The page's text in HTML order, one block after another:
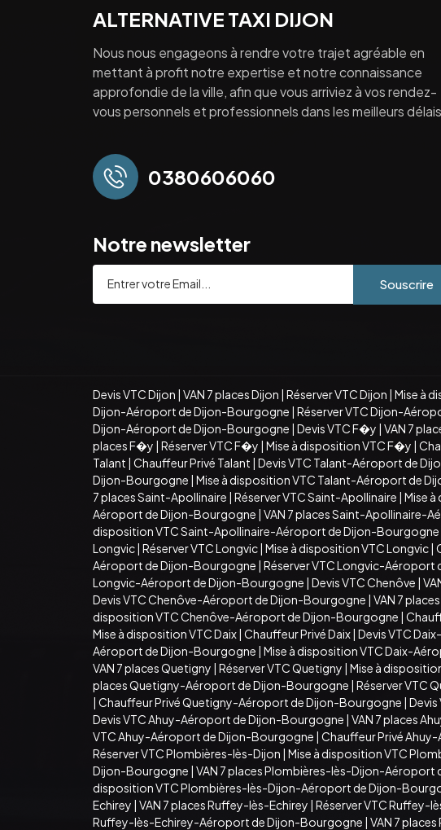
ALTERNATIVE TAXI DIJON
Nous nous engageons à rendre votre trajet agréable en
mettant à profit notre expertise et notre connaissance
approfondie de la ville, afin que vous arriviez à vos rendez-
vous personnels et professionnels dans les meilleurs
0380606060
Notre newsletter
Souscrire
Devis VTC Dijon | VAN 7 places Dijon | Réserver VTC Dijon | Mise à
Dijon-Aéroport de Dijon-Bourgogne | Réserver VTC Dijon-
Dijon-Aéroport de Dijon-Bourgogne | Devis VTC F�y | VAN 7
places F�y | Réserver VTC F�y | Mise à disposition VTC F�y |
Talant | Chauffeur Privé Talant | Devis VTC Talant-Aéroport de
Dijon-Bourgogne | Mise à disposition VTC Talant-Aéroport de
7 places Saint-Apollinaire | Réserver VTC Saint-Apollinaire | Mise
Aéroport de Dijon-Bourgogne | VAN 7 places Saint-Apollinaire-
disposition VTC Saint-Apollinaire-Aéroport de Dijon-Bourgogne
Longvic| Réserver VTC Longvic| Mise à disposition VTC Longvic|
Aéroport de Dijon-Bourgogne | Réserver VTC Longvic-
Longvic-Aéroport de Dijon-Bourgogne | Devis VTC Chenôve |
Devis VTC Chenôve-Aéroport de Dijon-Bourgogne | VAN 7
disposition VTC Chenôve-Aéroport de Dijon-Bourgogne |
Mise à disposition VTC Daix| Chauffeur Privé Daix| Devis VTC
Aéroport de Dijon-Bourgogne | Mise à disposition VTC Daix-
VAN 7 places Quetigny | Réserver VTC Quetigny | Mise à
places Quetigny-Aéroport de Dijon-Bourgogne | Réserver VTC
| Chauffeur Privé Quetigny-Aéroport de Dijon-Bourgogne | Devis
Devis VTC Ahuy-Aéroport de Dijon-Bourgogne | VAN 7 places
VTC Ahuy-Aéroport de Dijon-Bourgogne | Chauffeur Privé
Réserver VTC Plombières-lès-Dijon | Mise à disposition VTC
Dijon-Bourgogne | VAN 7 places Plombières-lès-Dijon-Aéroport
disposition VTC Plombières-lès-Dijon-Aéroport de Dijon-
Echirey | VAN 7 places Ruffey-lès-Echirey | Réserver VTC Ruffey-
Ruffey-lès-Echirey-Aéroport de Dijon-Bourgogne | VAN 7